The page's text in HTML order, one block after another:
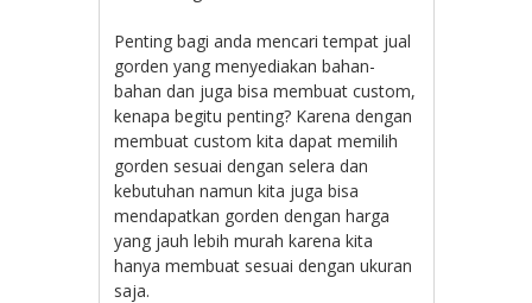
Penting bagi anda mencari tempat jual
gorden yang menyediakan bahan-
bahan dan juga bisa membuat custom,
kenapa begitu penting? Karena dengan
membuat custom kita dapat memilih
gorden sesuai dengan selera dan
kebutuhan namun kita juga bisa
mendapatkan gorden dengan harga
yang jauh lebih murah karena kita
hanya membuat sesuai dengan ukuran
saja.